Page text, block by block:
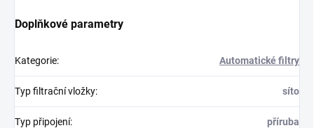
Doplňkové parametry
Kategorie: Automatické filtry
Typ filtrační vložky: síto
Typ připojení: příruba